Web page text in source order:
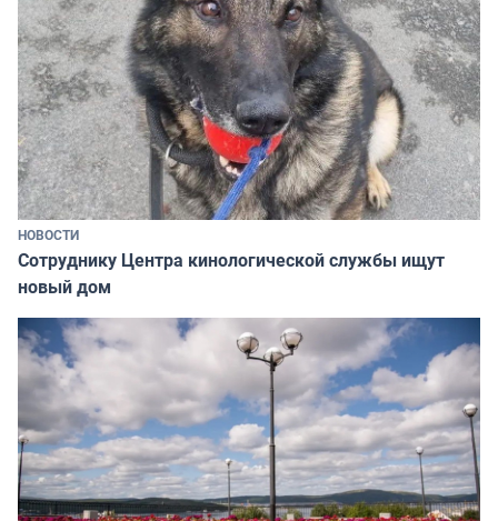
НОВОСТИ
Сотруднику Центра кинологической службы ищут
новый дом